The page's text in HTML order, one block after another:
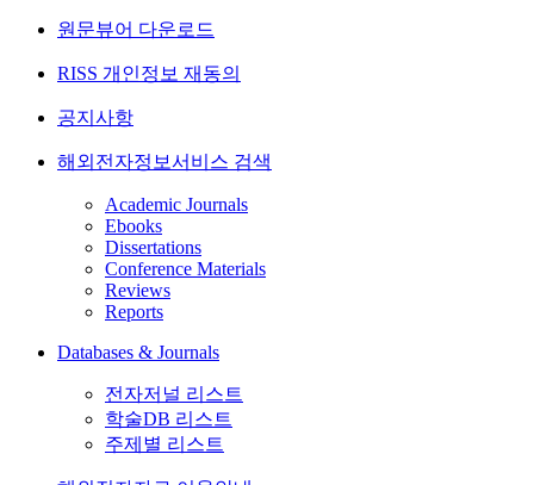
원문뷰어 다운로드
RISS 개인정보 재동의
공지사항
해외전자정보서비스 검색
Academic Journals
Ebooks
Dissertations
Conference Materials
Reviews
Reports
Databases & Journals
전자저널 리스트
학술DB 리스트
주제별 리스트